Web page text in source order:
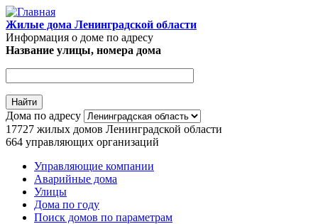
Перейти к основному содержанию
Жилые дома Ленинградской области
Информация о доме по адресу
Название улицы, номера дома
Дома по адресу
17727 жилых домов Ленинградской области
664 управляющих организаций
Главное меню
Управляющие компании
Аварийные дома
Улицы
Дома по году
Поиск домов по параметрам